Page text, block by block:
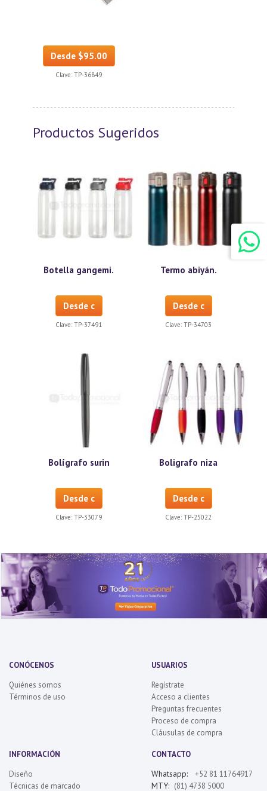
Desde $95.00
Clave: TP-36849
Productos Sugeridos
Botella gangemi.
Desde c
Clave: TP-37491
Termo abiyán.
Desde c
Clave: TP-34703
Bolígrafo surin
Desde c
Clave: TP-33079
Boligrafo niza
Desde c
Clave: TP-25022
CONÓCENOS
Quiénes somos
Términos de uso
USUARIOS
Regístrate
Acceso a clientes
Preguntas frecuentes
Proceso de compra
Cláusulas de compra
INFORMACIÓN
Diseño
Técnicas de marcado
CONTACTO
Whatsapp: +52 81 11764917
MTY: (81) 4738 5000